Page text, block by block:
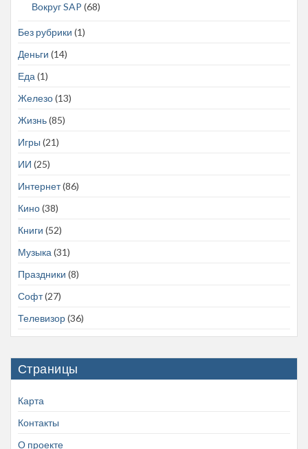
Вокруг SAP (68)
Без рубрики (1)
Деньги (14)
Еда (1)
Железо(13)
Жизнь(85)
Игры (21)
ИИ (25)
Интернет(86)
Кино(38)
Книги (52)
Музыка (31)
Праздники (8)
Софт(27)
Телевизор(36)
Страницы
Карта
Контакты
О проекте